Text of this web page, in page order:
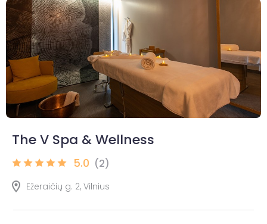
The V Spa & Wellness
5.0 (2)
Ežeraičių g. 2, Vilnius